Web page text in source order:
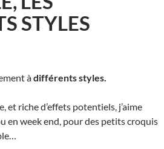
STYLES
àdifférents styles.
et riche d’effets potentiels, j’aime
en week end, pour des petits croquis